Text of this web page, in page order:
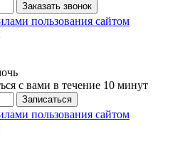
Заказать звонок
пользования сайтом
с вами в течение 10 минут
Записаться
пользования сайтом